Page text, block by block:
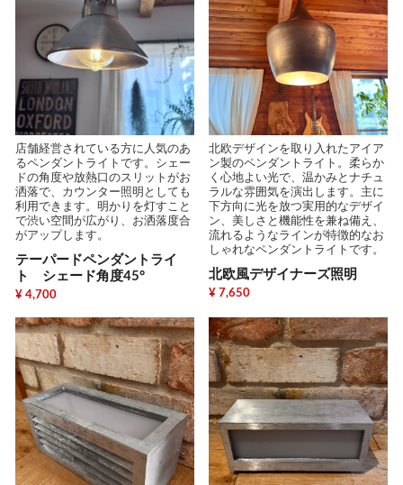
店舗経営されている方に人気のあ
るペンダントライトです。シェー
ドの角度や放熱口のスリットがお
洒落で、カウンター照明としても
利用できます。明かりを灯すこと
で渋い空間が広がり、お洒落度合
がアップします。
テーパードペンダントライ
ト シェード角度45°
¥ 4,700
北欧デザインを取り入れたアイア
ン製のペンダントライト。柔らか
く心地よい光で、温かみとナチュ
ラルな雰囲気を演出します。主に
下方向に光を放つ実用的なデザイ
ン、美しさと機能性を兼ね備え、
流れるようなラインが特徴的なお
しゃれなペンダントライトです。
北欧風デザイナーズ照明
¥ 7,650